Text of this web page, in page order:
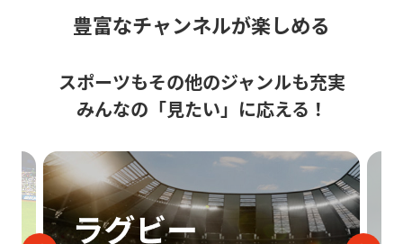
豊富なチャンネルが楽しめる
スポーツもその他のジャンルも充実
みんなの「見たい」に応える！